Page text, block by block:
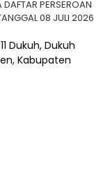
PERSEROAN
08 JULI 2026
Dukuh, Dukuh
Kabupaten